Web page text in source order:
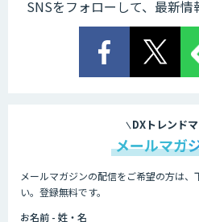
SNSをフォローして、最新情
DXトレンド
メールマガ
メールマガジンの配信をご希望の方は
い。登録無料です。
お名前 - 姓・名